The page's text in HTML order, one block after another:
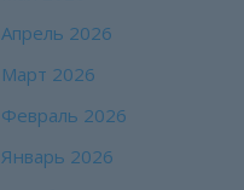
Апрель 2026
Март 2026
Февраль 2026
Январь 2026